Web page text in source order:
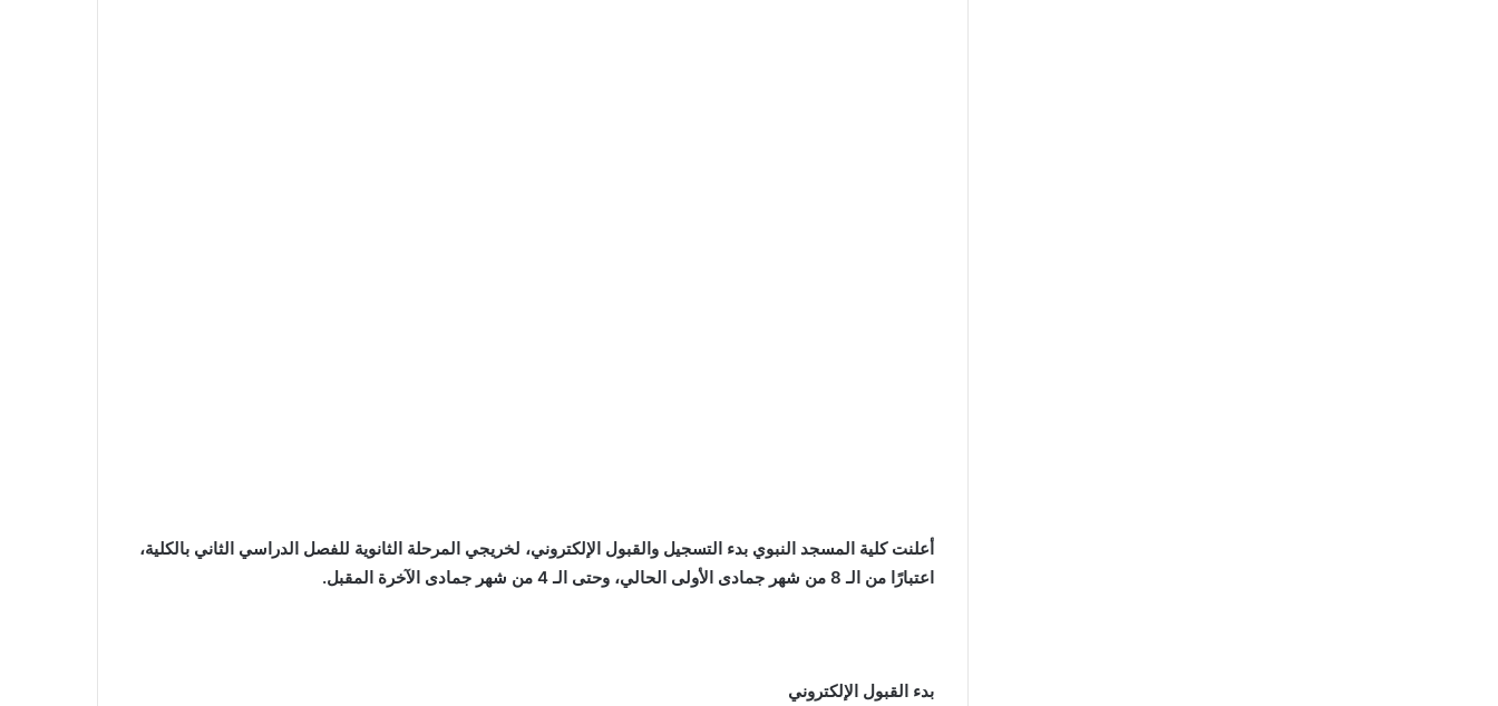
أعلنت كلية المسجد النبوي بدء التسجيل والقبول الإلكتروني، لخريجي المرحلة الثانوية للفصل الدراسي الثاني بالكلية،
اعتبارًا من الـ 8 من شهر جمادى الأولى الحالي، وحتى الـ 4 من شهر جمادى الآخرة المقبل.
بدء القبول الإلكتروني